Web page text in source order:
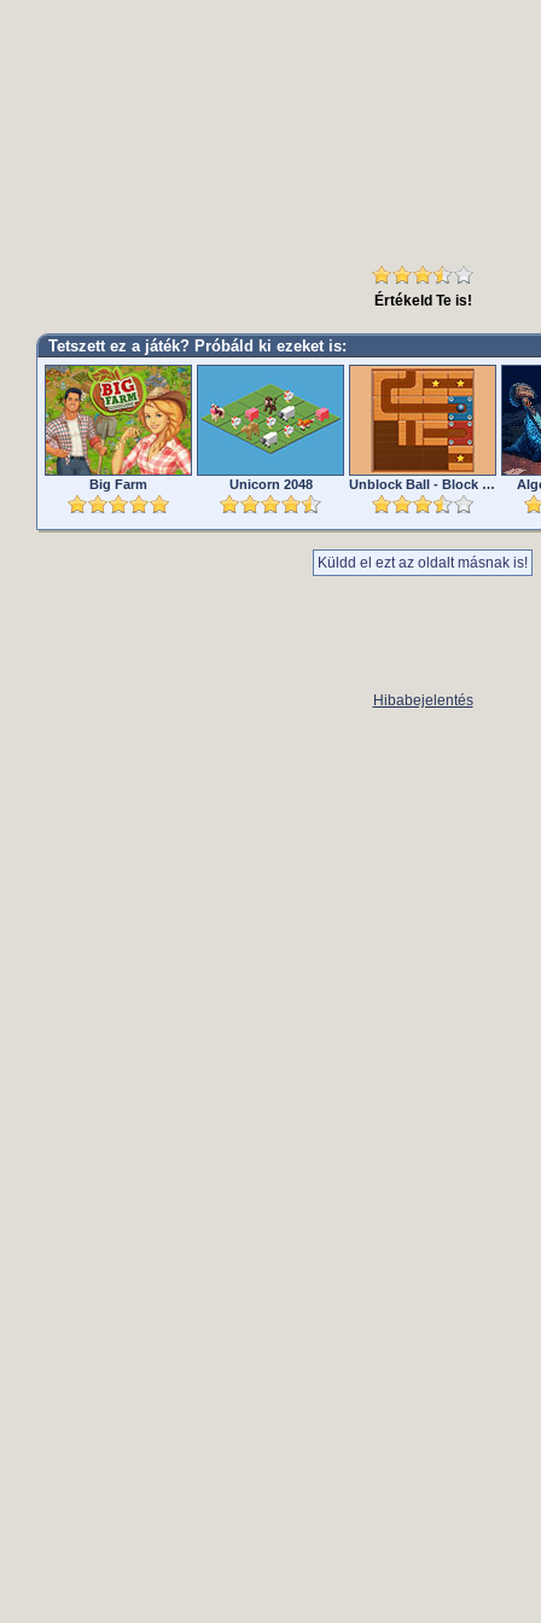
Értékeld Te is!
Tetszett ez a játék? Próbáld ki ezeket is:
Big Farm Unicorn 2048 Unblock Ball - Block Puzzle
Küldd el ezt az oldalt másnak is!
Hibabejelentés